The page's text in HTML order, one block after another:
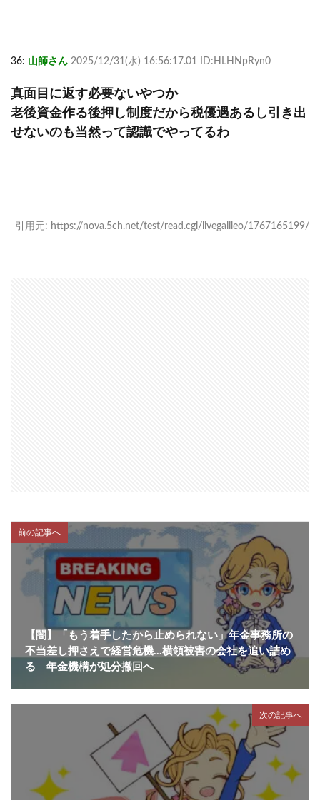
36: 山師さん 2025/12/31(水) 16:56:17.01 ID:HLHNpRyn0
真面目に返す必要ないやつか
老後資金作る後押し制度だから税優遇あるし引き出
せないのも当然って認識でやってるわ
引用元: https://nova.5ch.net/test/read.cgi/livegalileo/1767165199/
前の記事へ
【闇】「もう着手したから止められない」年金事務所の
不当差し押さえで経営危機…横領被害の会社を追い詰め
る 年金機構が処分撤回へ
次の記事へ